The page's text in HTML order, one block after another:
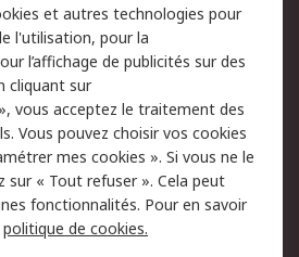
à
Sécurité des E-mails
Politique anti-
corruption
et autres technologies pour
l'utilisation, pour la
l’affichage de publicités sur des
cliquant sur
vous acceptez le traitement des
Vous pouvez choisir vos cookies
mes cookies ». Si vous ne le
sur « Tout refuser ». Cela peut
fonctionnalités. Pour en savoir
politique de cookies.